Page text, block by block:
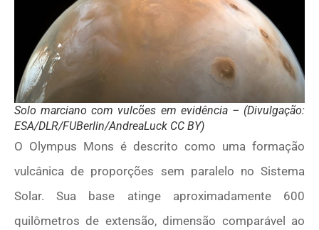
Solo marciano com vulcões em evidência – (Divulgação:
ESA/DLR/FUBerlin/AndreaLuck CC BY)
O Olympus Mons é descrito como uma formação
vulcânica de proporções sem paralelo no Sistema
Solar. Sua base atinge aproximadamente 600
quilômetros de extensão, dimensão comparável ao